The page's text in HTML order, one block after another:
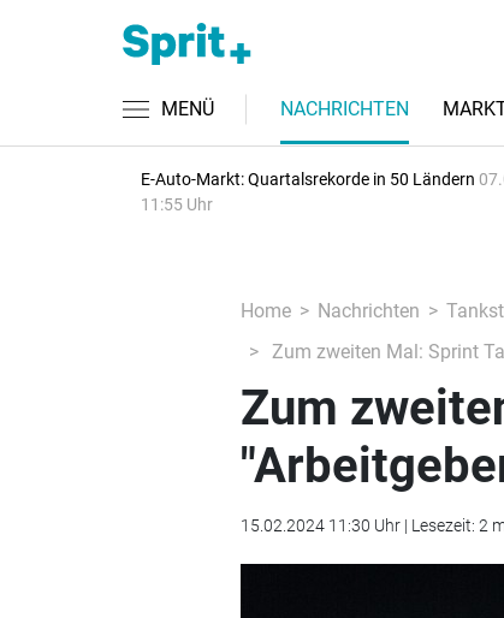
MENÜ NACHRICHTEN
E-Auto-Markt: Quartalsrekorde in 50 Ländern
11:55 Uhr
Home Nachrichten
Zum zweiten Mal: Sprint
Zum
15.02.2024 11:30 Uhr | Lesezeit: 2